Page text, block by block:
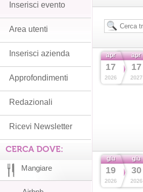
apr
17
2026
apr
17
2027
giu
19
2026
giu
30
2026
Inserisci evento
Area utenti
Inserisci azienda
Approfondimenti
Redazionali
Ricevi Newsletter
CERCA DOVE:
Mangiare